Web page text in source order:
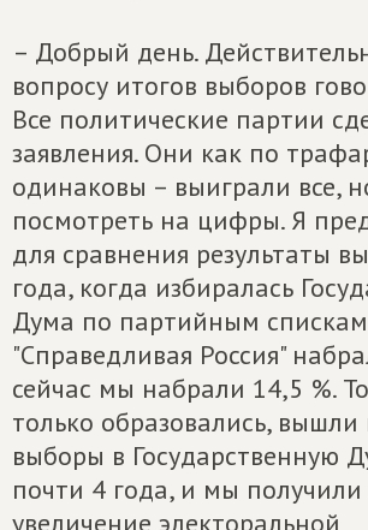
– Добрый день.
вопросу итогов выборов
Все политические партии
заявления. Они как по
одинаковы – выиграли все,
посмотреть на цифры. Я
для сравнения результаты
года, когда избиралась
Дума по партийным
"Справедливая Россия"
сейчас мы набрали 14,5 %.
только образовались,
выборы в Государственную
почти 4 года, и мы
увеличение электоральной